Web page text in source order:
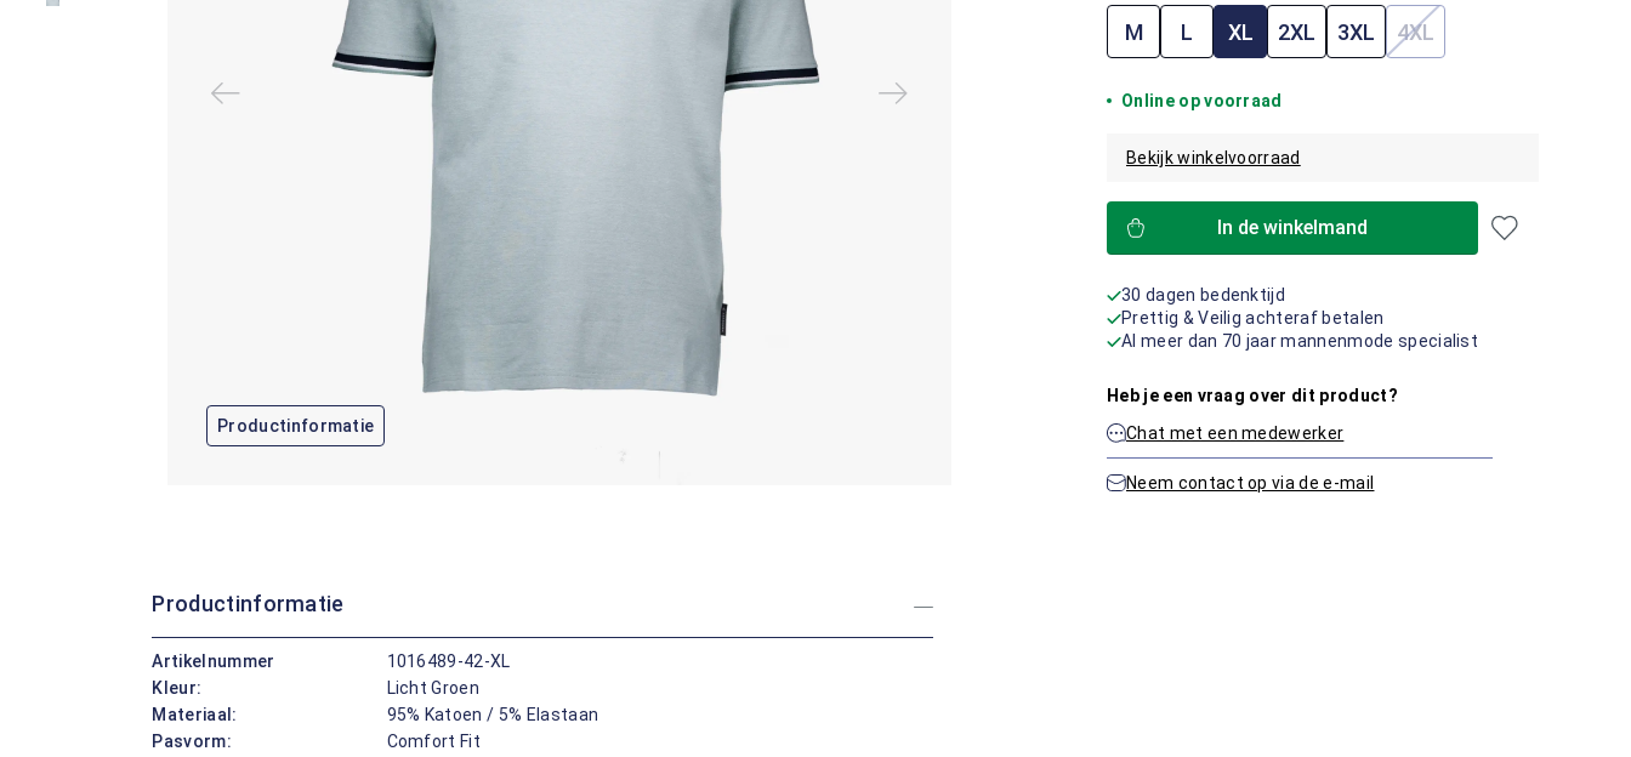
Productinformatie
M L XL 2XL 3XL 4XL(Deze optie is
Online op voorraad
Bekijk winkelvoorraad
In de winkelmand
30 dagen bedenktijd
Prettig & Veilig achteraf betalen
Al meer dan 70 jaar mannenmode specialist
Heb je een vraag over dit product?
Chat met een medewerker
Neem contact op via de e-mail
Productinformatie
Artikelnummer
1016489-42-XL
Kleur:
Licht Groen
Materiaal:
95% Katoen / 5% Elastaan
Pasvorm:
Comfort Fit